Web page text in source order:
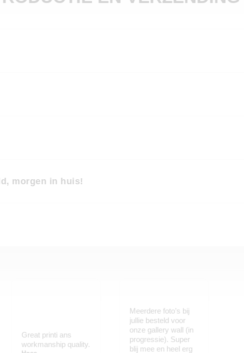
morgen in huis!
Great printi ans
workmanship quality.
Meerdere foto’s bij
jullie besteld voor
onze gallery wall (in
progressie). Super
blij mee en heel erg